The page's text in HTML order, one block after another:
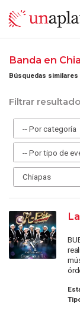
Banda en
Búsquedas similares
Filtrar